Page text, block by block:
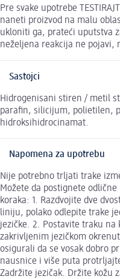
Pre svake upotrebe
naneti proizvod na malu
ukloniti ga, prateći uputstva
neželjena reakcija ne pojavi,
Sastojci
Hidrogenisani stiren / metil
parafin, silicijum, polietilen,
hidroksihidrocinamat.
Napomena za upotrebu
Nije potrebno trljati trake
Možete da postignete
koraka: 1. Razdvojite dve
liniju, polako odlepite trake
jezičke. 2. Postavite traku na
zakrivljenim jezičkom
osigurali da se vosak dobro
nausnice i više puta
Zadržite jezičak. Držite kožu